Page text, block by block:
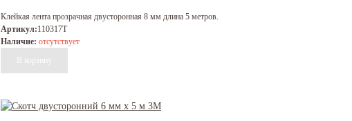
Клейкая лента прозрачная двусторонная 8 мм длина 5 метров.
Артикул:110317T
Наличие: отсутствует